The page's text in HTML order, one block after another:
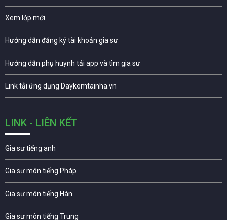
Xem lớp mới
Hướng dẫn đăng ký tài khoản gia sư
Hướng dẫn phụ huynh tải app và tìm gia sư
Link tải ứng dụng Daykemtainha.vn
LINK - LIÊN KẾT
Gia sư tiếng anh
Gia sư môn tiếng Pháp
Gia sư môn tiếng Hàn
Gia sư môn tiếng Trung